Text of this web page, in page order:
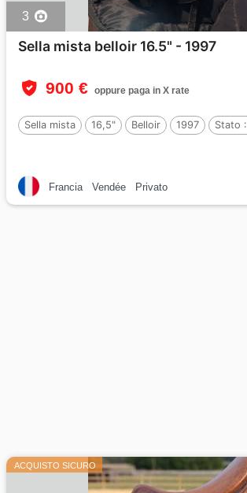
3
Sella mista belloir 16.5" - 1997
900 € oppure paga in X rate
Sella mista 16,5" Belloir 1997 Stato :
Francia Vendée Privato
ACQUISTO SICURO